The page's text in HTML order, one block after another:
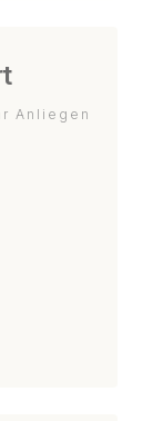
Anliegen